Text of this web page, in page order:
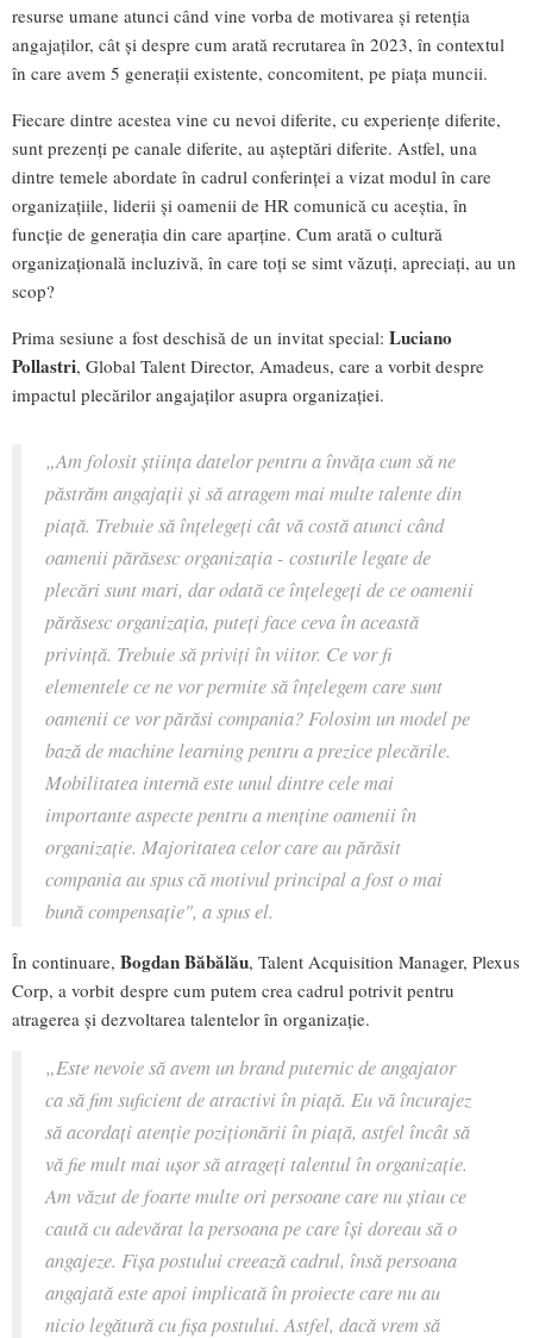
resurse umane atunci când vine vorba de motivarea și retenția
angajaților, cât și despre cum arată recrutarea în 2023, în contextul
în care avem 5 generații existente, concomitent, pe piața muncii.
Fiecare dintre acestea vine cu nevoi diferite, cu experiențe diferite,
sunt prezenți pe canale diferite, au așteptări diferite. Astfel, una
dintre temele abordate în cadrul conferinței a vizat modul în care
organizațiile, liderii și oamenii de HR comunică cu aceștia, în
funcție de generația din care aparține. Cum arată o cultură
organizațională incluzivă, în care toți se simt văzuți, apreciați, au un
scop?
Prima sesiune a fost deschisă de un invitat special: Luciano
Pollastri, Global Talent Director, Amadeus, care a vorbit despre
impactul plecărilor angajaților asupra organizației.
„Am folosit știința datelor pentru a învăța cum să ne
păstrăm angajații și să atragem mai multe talente din
piață. Trebuie să înțelegeți cât vă costă atunci când
oamenii părăsesc organizația - costurile legate de
plecări sunt mari, dar odată ce înțelegeți de ce oamenii
părăsesc organizația, puteți face ceva în această
privință. Trebuie să priviți în viitor. Ce vor fi
elementele ce ne vor permite să înțelegem care sunt
oamenii ce vor părăsi compania? Folosim un model pe
bază de machine learning pentru a prezice plecările.
Mobilitatea internă este unul dintre cele mai
importante aspecte pentru a menține oamenii în
organizație. Majoritatea celor care au părăsit
compania au spus că motivul principal a fost o mai
bună compensație", a spus el.
În continuare, Bogdan Băbălău, Talent Acquisition Manager, Plexus
Corp, a vorbit despre cum putem crea cadrul potrivit pentru
atragerea și dezvoltarea talentelor în organizație.
„Este nevoie să avem un brand puternic de angajator
ca să fim suficient de atractivi în piață. Eu vă încurajez
să acordați atenție poziționării în piață, astfel încât să
vă fie mult mai ușor să atrageți talentul în organizație.
Am văzut de foarte multe ori persoane care nu știau ce
caută cu adevărat la persoana pe care își doreau să o
angajeze. Fișa postului creează cadrul, însă persoana
angajată este apoi implicată în proiecte care nu au
nicio legătură cu fișa postului. Astfel, dacă vrem să